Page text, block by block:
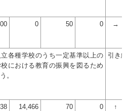
0 50 0 →
各種学校のうち一定基準以上の
における教育の振興を図るため
。
引き
14,466 70 0 ↑